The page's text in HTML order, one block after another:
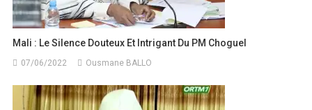
Mali : Le Silence Douteux Et Intrigant Du PM Choguel
07/06/2022 Ousmane BALLO